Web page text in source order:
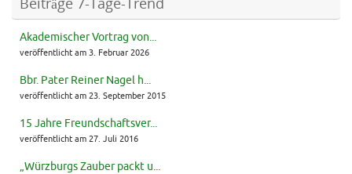
Akademischer Vortrag von...
veröffentlicht am 3. Februar 2026
Bbr. Pater Reiner Nagel h...
veröffentlicht am 23. September 2015
15 Jahre Freundschaftsver...
veröffentlicht am 27. Juli 2016
„Würzburgs Zauber packt u...